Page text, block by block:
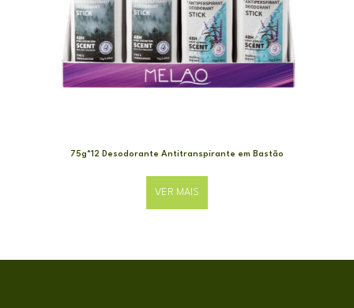
75g*12 Desodorante Antitranspirante em Bastão
VER MAIS